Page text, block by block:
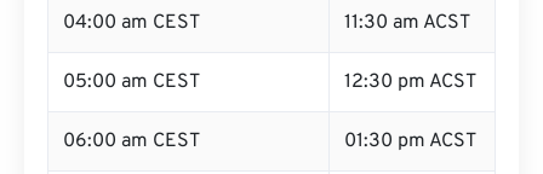
04:00 am CEST 11:30 am ACST
05:00 am CEST 12:30 pm ACST
06:00 am CEST 01:30 pm ACST